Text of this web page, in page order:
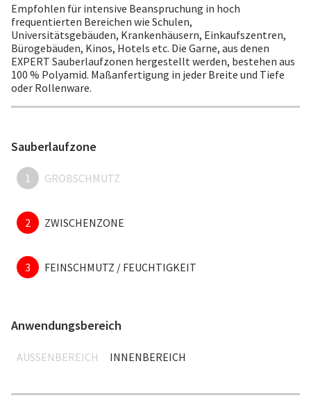
Empfohlen für intensive Beanspruchung in hoch
frequentierten Bereichen wie Schulen,
Universitätsgebäuden, Krankenhäusern, Einkaufszentren,
Bürogebäuden, Kinos, Hotels etc. Die Garne, aus denen
EXPERT Sauberlaufzonen hergestellt werden, bestehen aus
100 % Polyamid. Maßanfertigung in jeder Breite und Tiefe
oder Rollenware.
Sauberlaufzone
1 GROBSCHMUTZ
2 ZWISCHENZONE
3 FEINSCHMUTZ / FEUCHTIGKEIT
Anwendungsbereich
AUSSENBEREICH INNENBEREICH